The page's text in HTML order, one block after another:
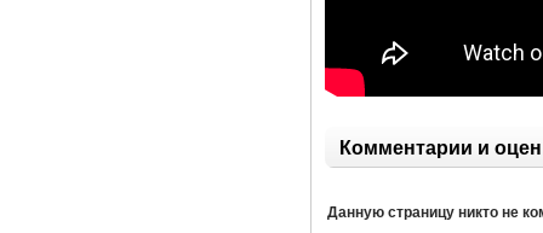
Комментарии и
Данную страницу никто не